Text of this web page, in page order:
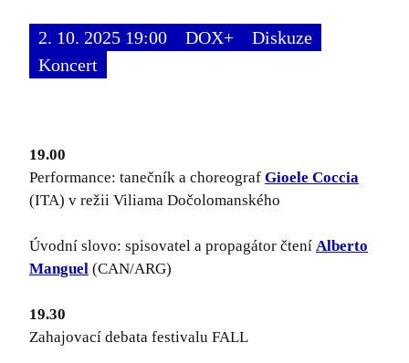
2. 10. 2025 19:00 DOX+
Diskuze
Koncert
19.00
Performance: tanečník a choreograf Gioele Coccia
(ITA) v režii Viliama Dočolomanského
Úvodní slovo: spisovatel a propagátor čtení Alberto
Manguel (CAN/ARG)
19.30
Zahajovací debata festivalu FALL